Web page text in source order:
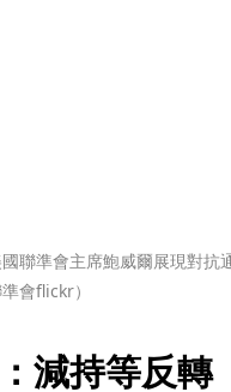
聯準會主席鮑威爾展現對抗
會flickr）
減持等反轉